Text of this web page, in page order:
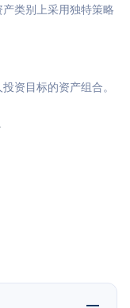
类别上采用独特策略
资目标的资产组合。